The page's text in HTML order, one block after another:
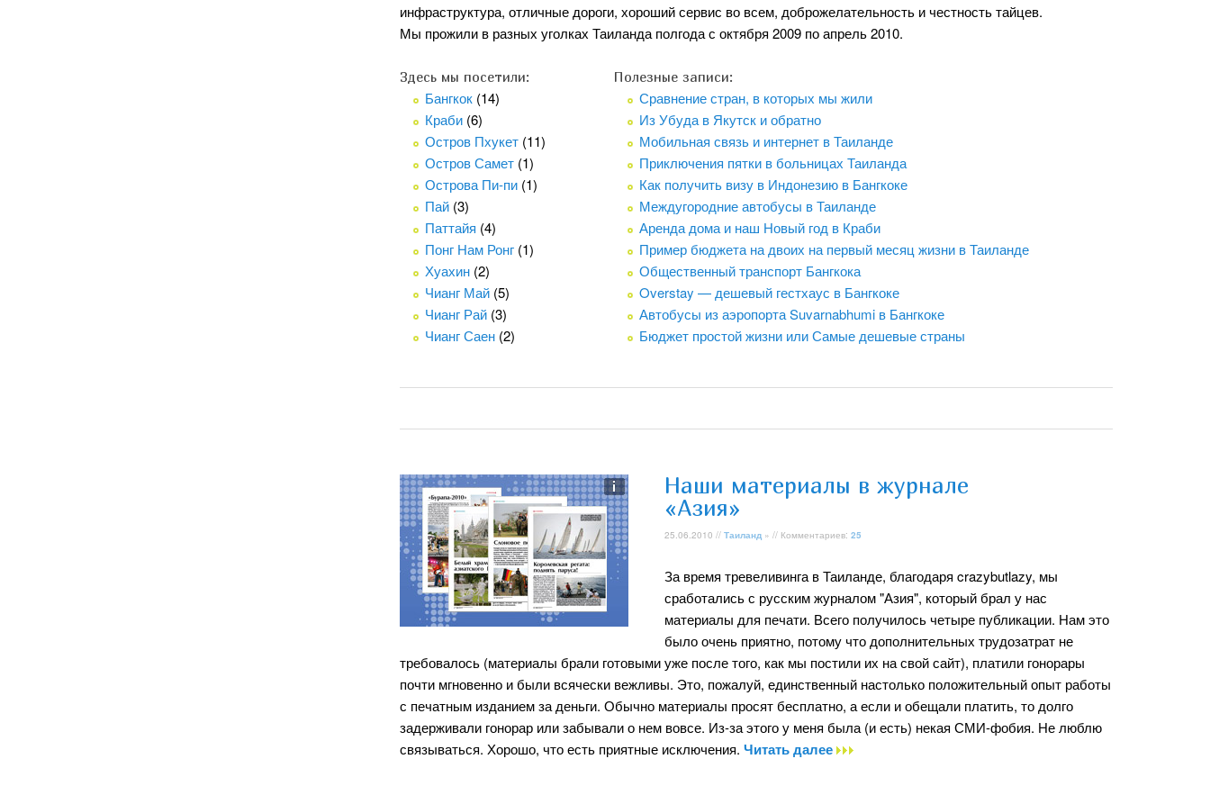
инфраструктура, отличные дороги, хороший сервис во всем, доброжелательность и честность тайцев.
Мы прожили в разных уголках Таиланда полгода с октября 2009 по апрель 2010.
Здесь мы посетили:
Бангкок (14)
Краби (6)
Остров Пхукет (11)
Остров Самет (1)
Острова Пи-пи (1)
Пай (3)
Паттайя (4)
Понг Нам Ронг (1)
Хуахин (2)
Чианг Май (5)
Чианг Рай (3)
Чианг Саен (2)
Полезные записи:
Сравнение стран, в которых мы жили
Из Убуда в Якутск и обратно
Мобильная связь и интернет в Таиланде
Приключения пятки в больницах Таиланда
Как получить визу в Индонезию в Бангкоке
Междугородние автобусы в Таиланде
Аренда дома и наш Новый год в Краби
Пример бюджета на двоих на первый месяц жизни в Таиланде
Общественный транспорт Бангкока
Overstay — дешевый гестхаус в Бангкоке
Автобусы из аэропорта Suvarnabhumi в Бангкоке
Бюджет простой жизни или Самые дешевые страны
Наши материалы в журнале
«Азия»
25.06.2010 // Таиланд » // Комментариев: 25
За время тревеливинга в Таиланде, благодаря crazybutlazy, мы
сработались с русским журналом "Азия", который брал у нас
материалы для печати. Всего получилось четыре публикации. Нам это
было очень приятно, потому что дополнительных трудозатрат не
требовалось (материалы брали готовыми уже после того, как мы постили их на свой сайт), платили гонорары
почти мгновенно и были всячески вежливы. Это, пожалуй, единственный настолько положительный опыт работы
с печатным изданием за деньги. Обычно материалы просят бесплатно, а если и обещали платить, то долго
задерживали гонорар или забывали о нем вовсе. Из-за этого у меня была (и есть) некая СМИ-фобия. Не люблю
связываться. Хорошо, что есть приятные исключения. Читать далее